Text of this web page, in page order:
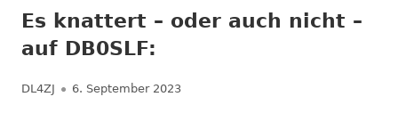
Es knattert – oder auch nicht –
auf DB0SLF:
Autor
DL4ZJ Veröffentlicht
6. September 2023